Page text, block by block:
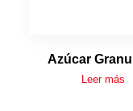
Azúcar
Leer más